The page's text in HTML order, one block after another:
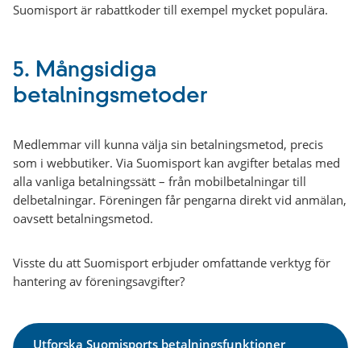
Suomisport är rabattkoder till exempel mycket populära.
5. Mångsidiga
betalningsmetoder
Medlemmar vill kunna välja sin betalningsmetod, precis
som i webbutiker. Via Suomisport kan avgifter betalas med
alla vanliga betalningssätt – från mobilbetalningar till
delbetalningar. Föreningen får pengarna direkt vid anmälan,
oavsett betalningsmetod.
Visste du att Suomisport erbjuder omfattande verktyg för
hantering av föreningsavgifter?
Utforska Suomisports betalningsfunktioner